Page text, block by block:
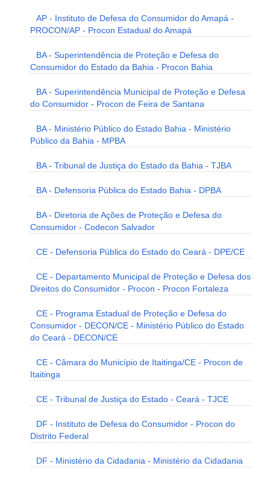
AP - Instituto de Defesa do Consumidor do Amapá -
PROCON/AP - Procon Estadual do Amapá
BA - Superintendência de Proteção e Defesa do
Consumidor do Estado da Bahia - Procon Bahia
BA - Superintendência Municipal de Proteção e Defesa
do Consumidor - Procon de Feira de Santana
BA - Ministério Público do Estado Bahia - Ministério
Público da Bahia - MPBA
BA - Tribunal de Justiça do Estado da Bahia - TJBA
BA - Defensoria Pública do Estado Bahia - DPBA
BA - Diretoria de Ações de Proteção e Defesa do
Consumidor - Codecon Salvador
CE - Defensoria Pública do Estado do Ceará - DPE/CE
CE - Departamento Municipal de Proteção e Defesa dos
Direitos do Consumidor - Procon - Procon Fortaleza
CE - Programa Estadual de Proteção e Defesa do
Consumidor - DECON/CE - Ministério Público do Estado
do Ceará - DECON/CE
CE - Câmara do Município de Itaitinga/CE - Procon de
Itaitinga
CE - Tribunal de Justiça do Estado - Ceará - TJCE
DF - Instituto de Defesa do Consumidor - Procon do
Distrito Federal
DF - Ministério da Cidadania - Ministério da Cidadania